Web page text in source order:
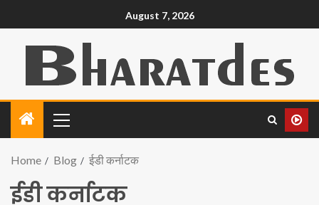
August 7, 2026
Home Blog ईडी कर्नाटक
ईडी कर्नाटक